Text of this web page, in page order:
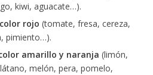
kiwi, aguacate…).
color rojo (tomate, fresa, cereza,
pimiento…).
amarillo y naranja (limón,
melón, pera, pomelo,